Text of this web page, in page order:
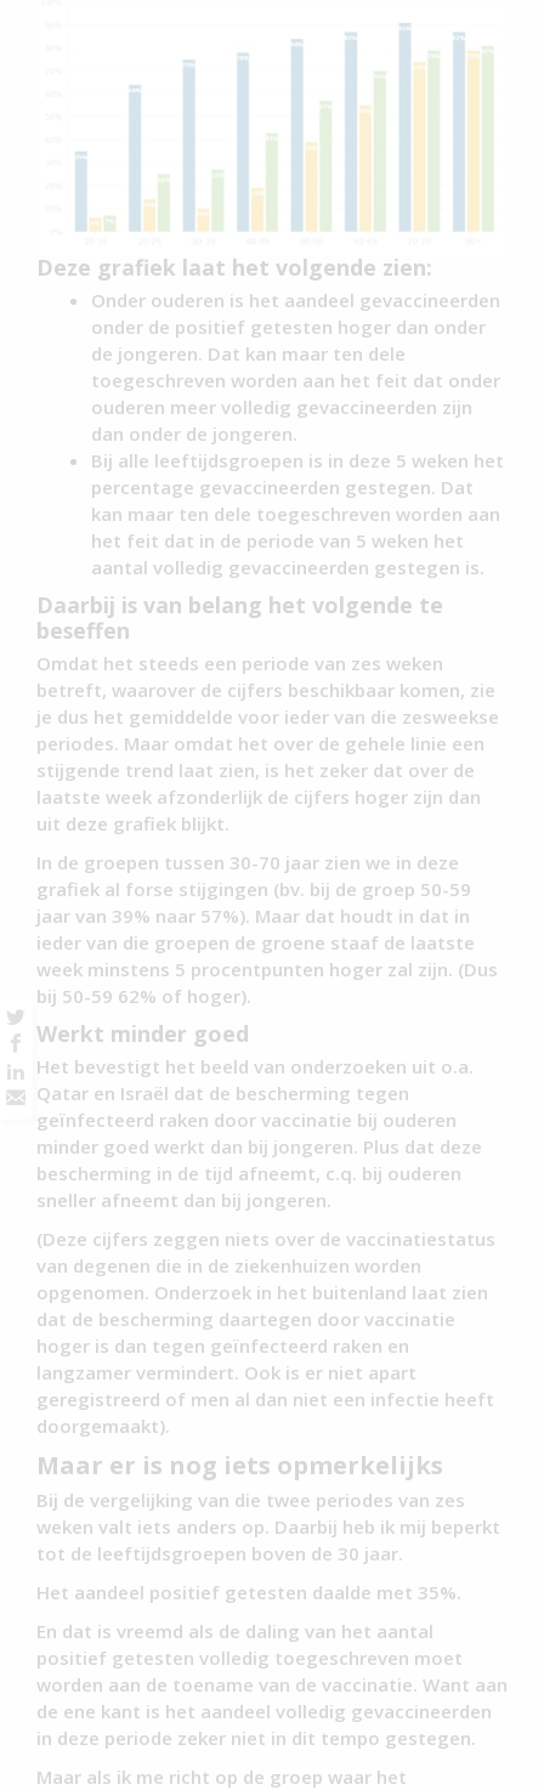
Deze grafiek laat het volgende zien:
Onder ouderen is het aandeel gevaccineerden
onder de positief getesten hoger dan onder
de jongeren. Dat kan maar ten dele
toegeschreven worden aan het feit dat onder
ouderen meer volledig gevaccineerden zijn
dan onder de jongeren.
Bij alle leeftijdsgroepen is in deze 5 weken het
percentage gevaccineerden gestegen. Dat
kan maar ten dele toegeschreven worden aan
het feit dat in de periode van 5 weken het
aantal volledig gevaccineerden gestegen is.
Daarbij is van belang het volgende te
beseffen
Omdat het steeds een periode van zes weken
betreft, waarover de cijfers beschikbaar komen, zie
je dus het gemiddelde voor ieder van die zesweekse
periodes. Maar omdat het over de gehele linie een
stijgende trend laat zien, is het zeker dat over de
laatste week afzonderlijk de cijfers hoger zijn dan
uit deze grafiek blijkt.
In de groepen tussen 30-70 jaar zien we in deze
grafiek al forse stijgingen (bv. bij de groep 50-59
jaar van 39% naar 57%). Maar dat houdt in dat in
ieder van die groepen de groene staaf de laatste
week minstens 5 procentpunten hoger zal zijn. (Dus
bij 50-59 62% of hoger).
Werkt minder goed
Het bevestigt het beeld van onderzoeken uit o.a.
Qatar en Israël dat de bescherming tegen
geïnfecteerd raken door vaccinatie bij ouderen
minder goed werkt dan bij jongeren. Plus dat deze
bescherming in de tijd afneemt, c.q. bij ouderen
sneller afneemt dan bij jongeren.
(Deze cijfers zeggen niets over de vaccinatiestatus
van degenen die in de ziekenhuizen worden
opgenomen. Onderzoek in het buitenland laat zien
dat de bescherming daartegen door vaccinatie
hoger is dan tegen geïnfecteerd raken en
langzamer vermindert. Ook is er niet apart
geregistreerd of men al dan niet een infectie heeft
doorgemaakt).
Maar er is nog iets opmerkelijks
Bij de vergelijking van die twee periodes van zes
weken valt iets anders op. Daarbij heb ik mij beperkt
tot de leeftijdsgroepen boven de 30 jaar.
Het aandeel positief getesten daalde met 35%.
En dat is vreemd als de daling van het aantal
positief getesten volledig toegeschreven moet
worden aan de toename van de vaccinatie. Want aan
de ene kant is het aandeel volledig gevaccineerden
in deze periode zeker niet in dit tempo gestegen.
Maar als ik me richt op de groep waar het